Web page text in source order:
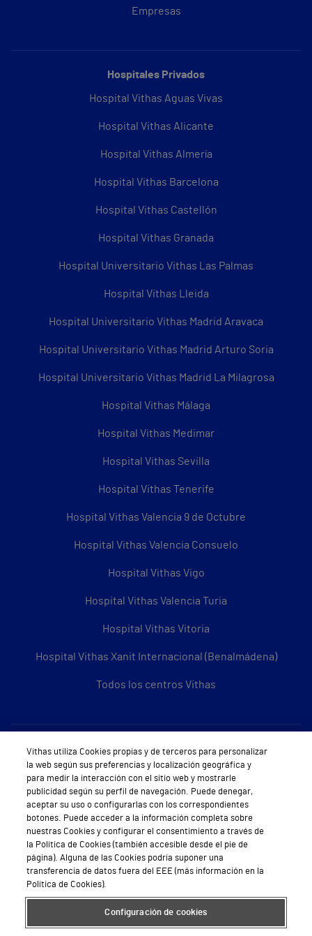
Empresas
Hospitales Privados
Hospital Vithas Aguas Vivas
Hospital Vithas Alicante
Hospital Vithas Almería
Hospital Vithas Barcelona
Hospital Vithas Castellón
Hospital Vithas Granada
Hospital Universitario Vithas Las Palmas
Hospital Vithas Lleida
Hospital Universitario Vithas Madrid Aravaca
Hospital Universitario Vithas Madrid Arturo Soria
Hospital Universitario Vithas Madrid La Milagrosa
Hospital Vithas Málaga
Hospital Vithas Medimar
Hospital Vithas Sevilla
Hospital Vithas Tenerife
Hospital Vithas Valencia 9 de Octubre
Hospital Vithas Valencia Consuelo
Hospital Vithas Vigo
Hospital Vithas Valencia Turia
Hospital Vithas Vitoria
Hospital Vithas Xanit Internacional (Benalmádena)
Todos los centros Vithas
Sobre Vithas
Quiénes somos
Trabajar en Vithas
Teléfono Cita Médica
Teléfono Atención al Cliente
Política de seguridad y salud en el trabajo
Conoce a Supervita
Vithas utiliza Cookies propias y de terceros para personalizar
la web según sus preferencias y localización geográfica y
para medir la interacción con el sitio web y mostrarle
publicidad según su perfil de navegación. Puede denegar,
aceptar su uso o configurarlas con los correspondientes
botones. Puede acceder a la información completa sobre
nuestras Cookies y configurar el consentimiento a través de
la Política de Cookies (también accesible desde el pie de
página). Alguna de las Cookies podría suponer una
transferencia de datos fuera del EEE (más información en la
Política de Cookies).
Configuración de cookies